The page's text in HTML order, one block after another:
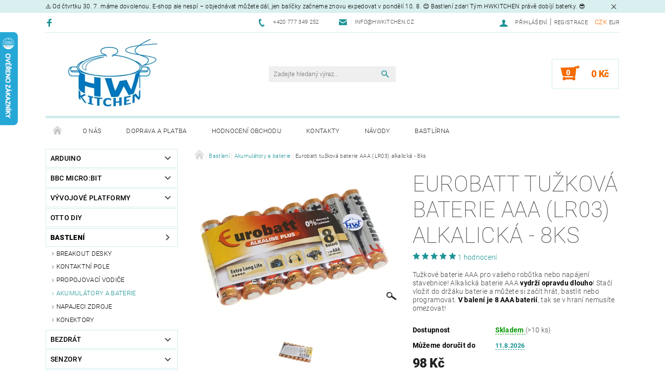
⚠️ Od čtvrtku 30. 7. máme dovolenou. E-shop ale nespí – objednávat můžete dál, jen balíčky začneme znovu expedovat v pondělí 10. 8. 😊 Bastlení zdar! Tým HWKITCHEN právě dobíjí baterky. 😎
+420 777 349 252 INFO@HWKITCHEN.CZ CZK EUR
PŘIHLÁŠENÍ REGISTRACE
0 0 Kč
O NÁS DOPRAVA A PLATBA HODNOCENÍ OBCHODU KONTAKTY NÁVODY BASTLÍRNA
ARDUINO
BBC MICRO:BIT
VÝVOJOVÉ PLATFORMY
OTTO DIY
BASTLENÍ
BREAKOUT DESKY
KONTAKTNÍ POLE
PROPOJOVACÍ VODIČE
AKUMULÁTORY A BATERIE
NAPAJECI ZDROJE
KONEKTORY
BEZDRÁT
SENZORY
Bastlení Akumulátory a baterie Eurobatt tužková baterie AAA (LR03) alkalická - 8ks
EUROBATT TUŽKOVÁ
BATERIE AAA (LR03)
ALKALICKÁ - 8KS
1 hodnocení
Tužkové baterie AAA pro vašeho robůtka nebo napájení
stavebnice! Alkalická baterie AAAvydrží opravdu dlouho! Stačí
vložit do držáku baterie a můžete si začít hrát, bastlit nebo
programovat. V balení je 8 AAA baterií, tak se v hraní nemusíte
omezovat!
Dostupnost Skladem (>10 ks)
Můžeme doručit do
11.8.2026
98 Kč